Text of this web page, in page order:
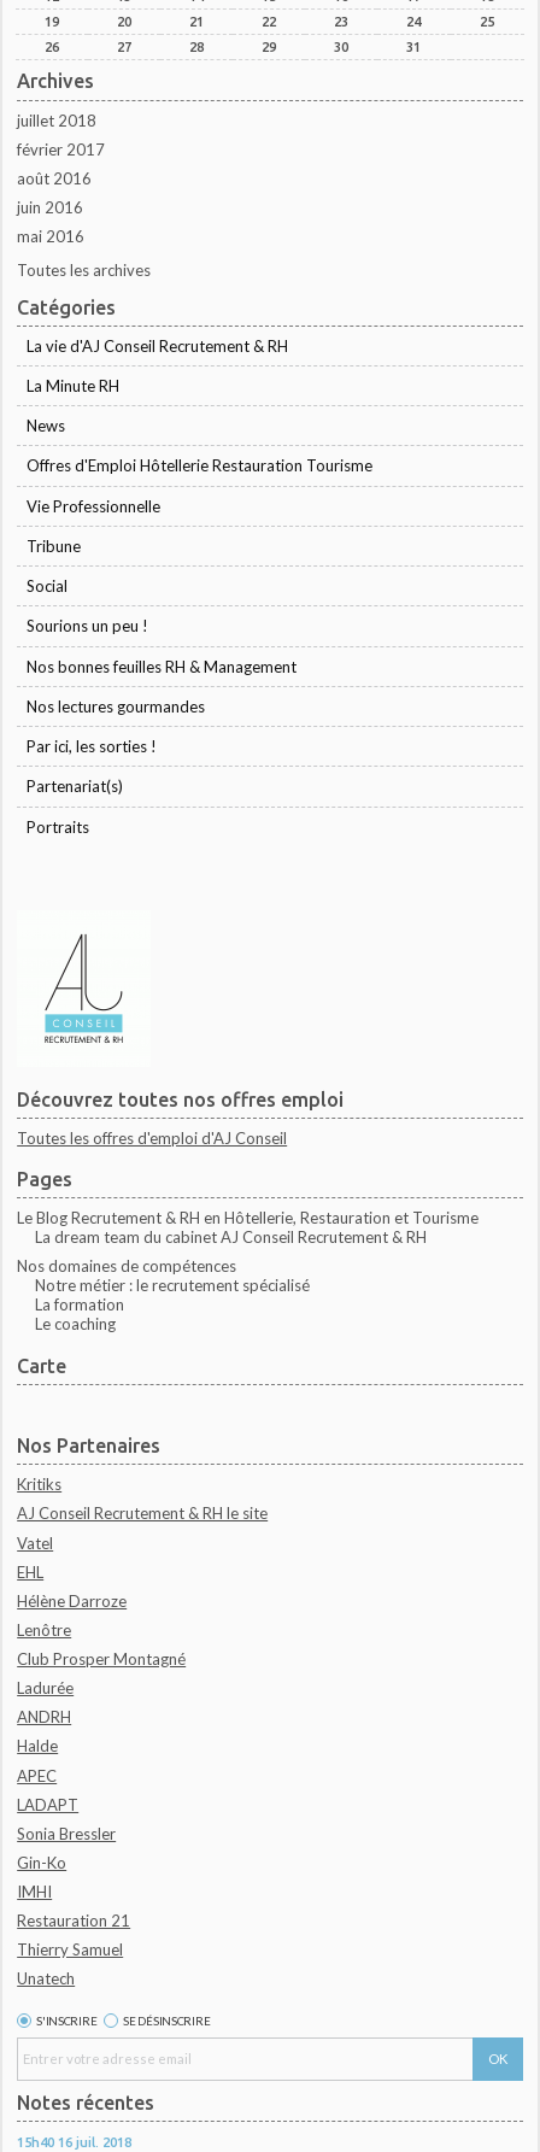
19
20 21 22 23 24
25
26
27 28 29 30 31
Archives
juillet 2018
février 2017
août 2016
juin 2016
mai 2016
Toutes les archives
Catégories
La vie d'AJ Conseil Recrutement & RH
La Minute RH
News
Offres d'Emploi Hôtellerie Restauration Tourisme
Vie Professionnelle
Tribune
Social
Sourions un peu !
Nos bonnes feuilles RH & Management
Nos lectures gourmandes
Par ici, les sorties !
Partenariat(s)
Portraits
Découvrez toutes nos offres emploi
Toutes les offres d'emploi d'AJ Conseil
Pages
Le Blog Recrutement & RH en Hôtellerie, Restauration et Tourisme
La dream team du cabinet AJ Conseil Recrutement & RH
Nos domaines de compétences
Notre métier : le recrutement spécialisé
La formation
Le coaching
Carte
Nos Partenaires
Kritiks
AJ Conseil Recrutement & RH le site
Vatel
EHL
Hélène Darroze
Lenôtre
Club Prosper Montagné
Ladurée
ANDRH
Halde
APEC
LADAPT
Sonia Bressler
Gin-Ko
IMHI
Restauration 21
Thierry Samuel
Unatech
S'INSCRIRE SE DÉSINSCRIRE
Notes récentes
15h40 16 juil. 2018